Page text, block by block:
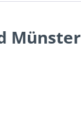
Münster